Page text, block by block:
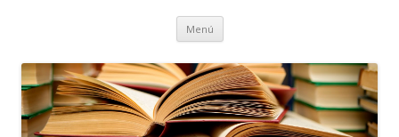
Menú Ir
contenido